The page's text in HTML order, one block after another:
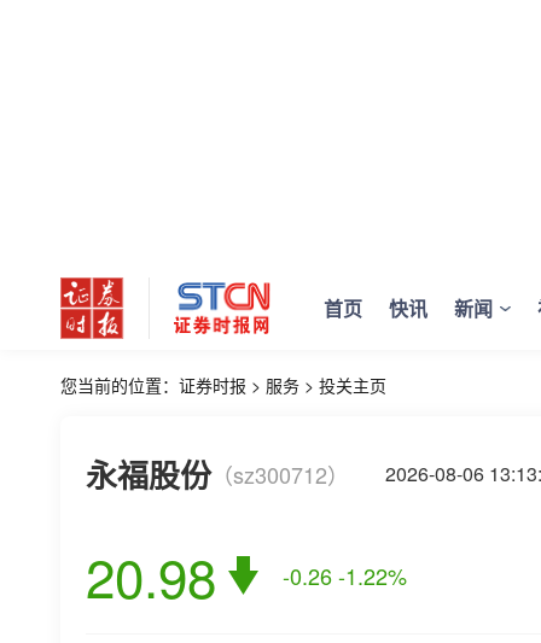
首页 快讯 新闻
您当前的位置： 证券时报 > 服务 > 投关主页
永福股份（sz300712） 2026-08-06
20.98 -0.26-1.22%